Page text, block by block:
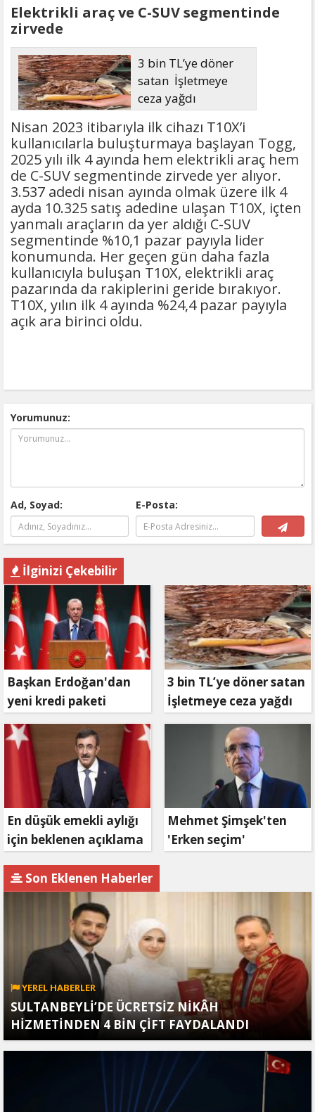
Elektrikli araç ve C-SUV segmentinde
zirvede
3 bin TL’ye döner
satan İşletmeye
ceza yağdı
Nisan 2023 itibarıyla ilk cihazı T10X’i
kullanıcılarla buluşturmaya başlayan Togg,
2025 yılı ilk 4 ayında hem elektrikli araç hem
de C-SUV segmentinde zirvede yer alıyor.
3.537 adedi nisan ayında olmak üzere ilk 4
ayda 10.325 satış adedine ulaşan T10X, içten
yanmalı araçların da yer aldığı C-SUV
segmentinde %10,1 pazar payıyla lider
konumunda. Her geçen gün daha fazla
kullanıcıyla buluşan T10X, elektrikli araç
pazarında da rakiplerini geride bırakıyor.
T10X, yılın ilk 4 ayında %24,4 pazar payıyla
açık ara birinci oldu.
Yorumunuz:
Ad, Soyad: E-Posta:
İlginizi Çekebilir
Başkan Erdoğan'dan
yeni kredi paketi
müjdesi: 6 ay geri
ödemesiz, 36 ay vadeli
3 bin TL’ye döner satan
İşletmeye ceza yağdı
En düşük emekli aylığı
için beklenen açıklama
Mehmet Şimşek'ten
'Erken seçim'
Son Eklenen Haberler
YEREL HABERLER
SULTANBEYLİ’DE ÜCRETSİZ NİKÂH
HİZMETİNDEN 4 BİN ÇİFT FAYDALANDI